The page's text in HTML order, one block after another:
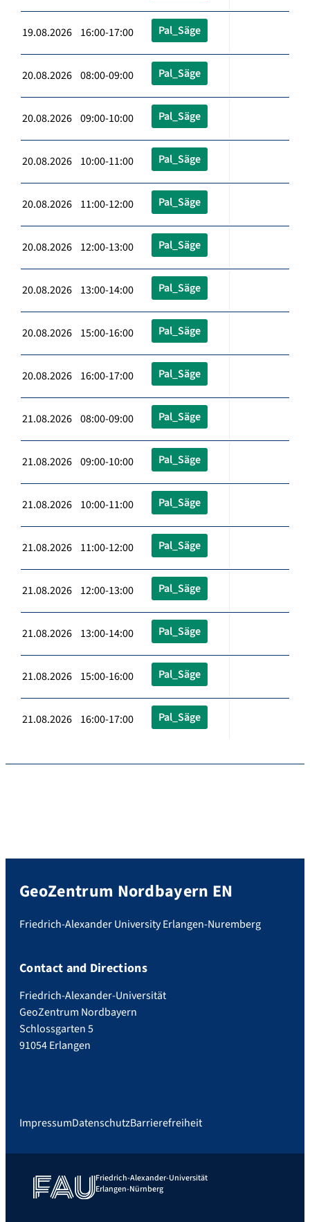
19.08.2026 16:00-17:00 Pal_Säge
20.08.2026 08:00-09:00 Pal_Säge
20.08.2026 09:00-10:00 Pal_Säge
20.08.2026 10:00-11:00 Pal_Säge
20.08.2026 11:00-12:00 Pal_Säge
20.08.2026 12:00-13:00 Pal_Säge
20.08.2026 13:00-14:00 Pal_Säge
20.08.2026 15:00-16:00 Pal_Säge
20.08.2026 16:00-17:00 Pal_Säge
21.08.2026 08:00-09:00 Pal_Säge
21.08.2026 09:00-10:00 Pal_Säge
21.08.2026 10:00-11:00 Pal_Säge
21.08.2026 11:00-12:00 Pal_Säge
21.08.2026 12:00-13:00 Pal_Säge
21.08.2026 13:00-14:00 Pal_Säge
21.08.2026 15:00-16:00 Pal_Säge
21.08.2026 16:00-17:00 Pal_Säge
GeoZentrum Nordbayern EN
Friedrich-Alexander University Erlangen-Nuremberg
Contact and Directions
Friedrich-Alexander-Universität
GeoZentrum Nordbayern
Schlossgarten 5
91054 Erlangen
ImpressumDatenschutzBarrierefreiheit
Friedrich-Alexander-Universität
Erlangen-Nürnberg